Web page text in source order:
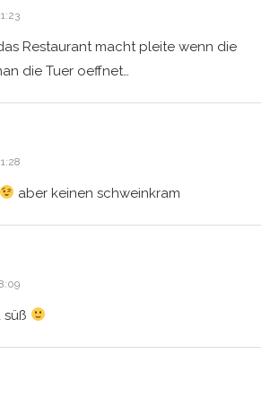
Restaurant macht pleite wenn die
die Tuer oeffnet…
aber keinen schweinkram
süß